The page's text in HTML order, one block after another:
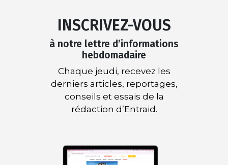
INSCRIVEZ-VOUS
à notre lettre d’informations
hebdomadaire
Chaque jeudi, recevez les
derniers articles, reportages,
conseils et essais de la
rédaction d’Entraid.